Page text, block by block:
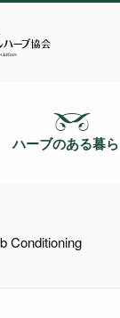
ハーブのある暮
Conditioning